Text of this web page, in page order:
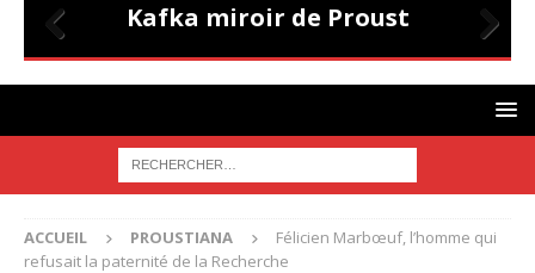
Kafka miroir de Proust
Prev
ious
Nex
t
ACCUEIL PROUSTIANA
Félicien Marbœuf, l’homme qui
refusait la paternité de la Recherche